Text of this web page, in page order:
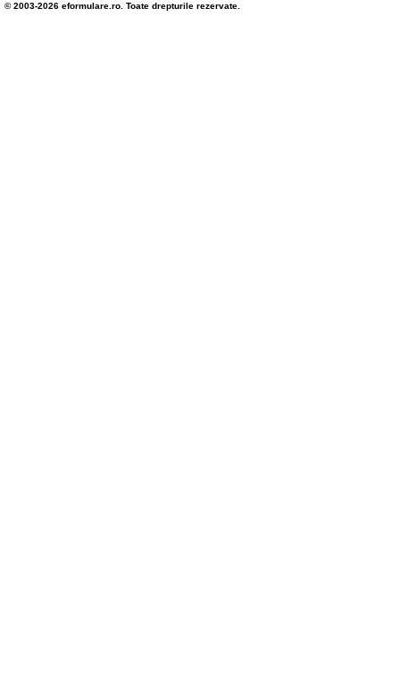
© 2003-2026 eformulare.ro. Toate drepturile rezervate.